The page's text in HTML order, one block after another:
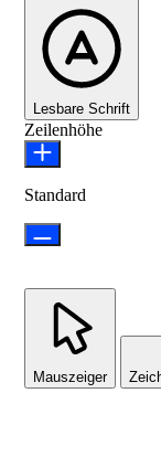
Lesbare Schrift
Zeilenhöhe
Standard
Mauszeiger